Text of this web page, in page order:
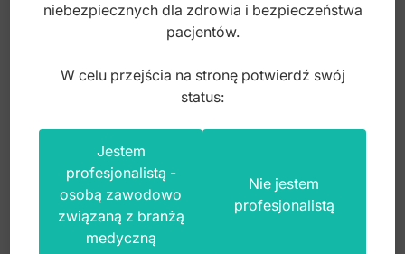
niebezpiecznych dla zdrowia i bezpieczeństwa
pacjentów.
W celu przejścia na stronę potwierdź swój
status:
Jestem
profesjonalistą -
osobą zawodowo
związaną z branżą
medyczną
Nie jestem
profesjonalistą